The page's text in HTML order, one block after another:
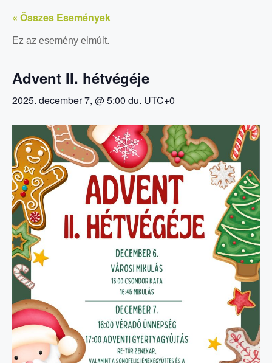
« Összes Események
Ez az esemény elmúlt.
Advent II. hétvégéje
2025. december 7, @ 5:00 du. UTC+0